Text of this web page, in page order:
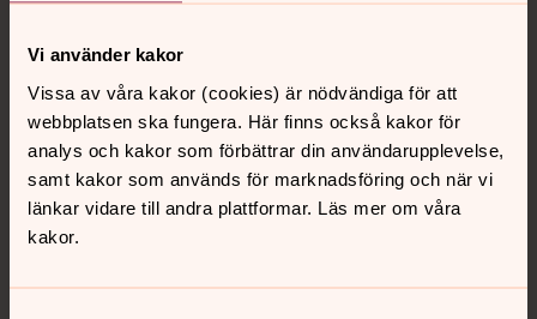
Vi använder kakor
Vissa av våra kakor (cookies) är nödvändiga för att
webbplatsen ska fungera. Här finns också kakor för
analys och kakor som förbättrar din användarupplevelse,
samt kakor som används för marknadsföring och när vi
länkar vidare till andra plattformar. Läs mer om våra
kakor.
Kontakt
Kalender